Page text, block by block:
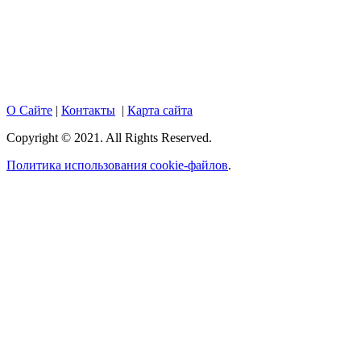
О Сайте | Контакты | Карта сайта
Copyright © 2021. All Rights Reserved.
Политика использования cookie-файлов.